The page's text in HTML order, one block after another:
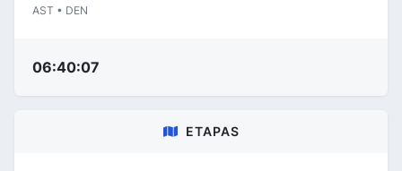
AST • DEN
06:40:07
ETAPAS